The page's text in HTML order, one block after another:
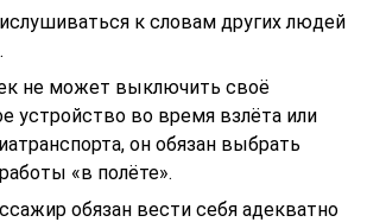
к словам других людей
не может выключить своё
устройство во время взлёта или
он обязан выбрать
«в полёте».
обязан вести себя адекватно